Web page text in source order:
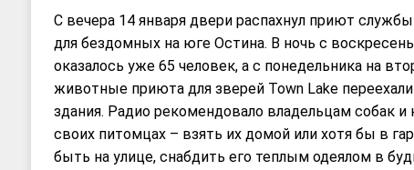
С вечера 14 января двери распахнул приют
для бездомных на юге Остина. В ночь с
оказалось уже 65 человек, а с понедельника на
животные приюта для зверей Town Lake
здания. Радио рекомендовало владельцам собак и
своих питомцах – взять их домой или хотя бы в
быть на улице, снабдить его теплым одеялом в